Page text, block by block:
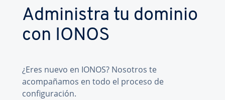
Administra tu dominio
con IONOS
¿Eres nuevo en IONOS? Nosotros te
acompañamos en todo el proceso de
configuración.